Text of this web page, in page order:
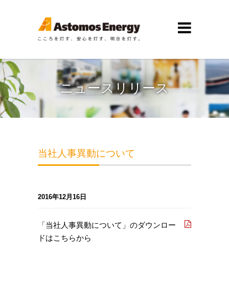
ニュースリリース
当社人事異動について
2016年12月16日
「当社人事異動について」のダウンロー
ドはこちらから